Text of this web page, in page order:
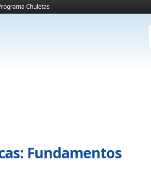
Chuletas
Fundamentos